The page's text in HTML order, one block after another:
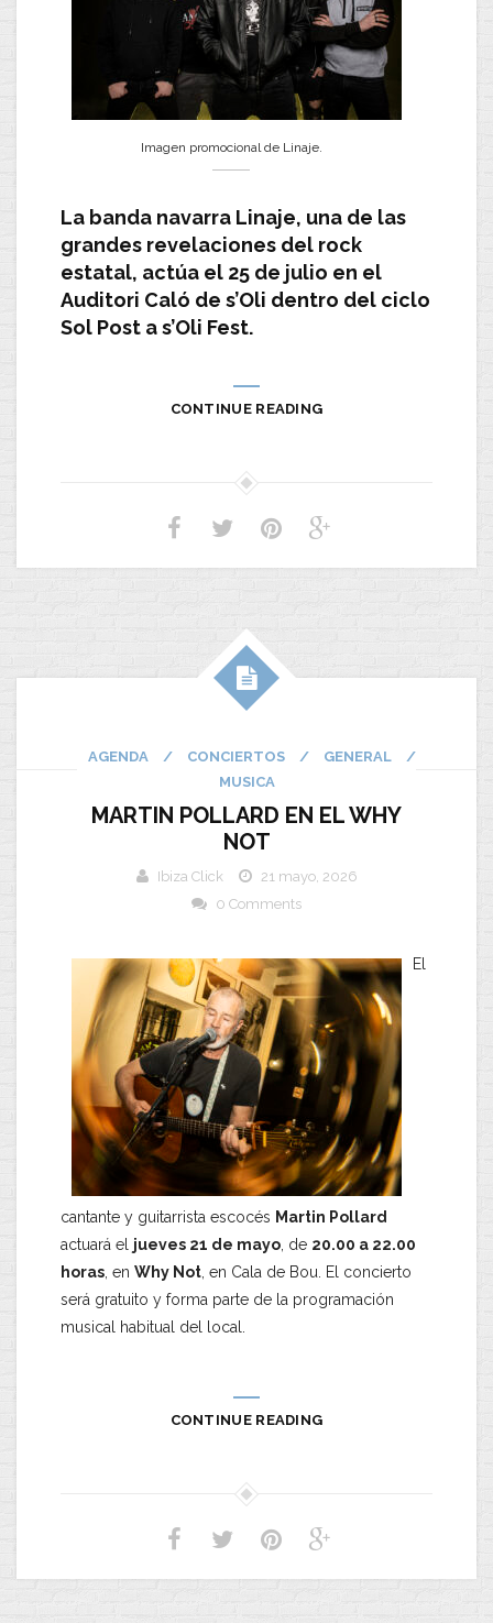
Imagen promocional de Linaje.
La banda navarra Linaje, una de las
grandes revelaciones del rock
estatal, actúa el 25 de julio en el
Auditori Caló de s’Oli dentro del ciclo
Sol Post a s’Oli Fest.
CONTINUE READING
AGENDA / CONCIERTOS / GENERAL
/
MUSICA
MARTIN POLLARD EN EL WHY
NOT
Ibiza Click
21 mayo, 2026
0 Comments
El
cantante y guitarrista escocés Martin Pollard
actuará el jueves 21 de mayo , de 20.00 a 22.00
horas , en Why Not , en Cala de Bou. El concierto
será gratuito y forma parte de la programación
musical habitual del local.
CONTINUE READING